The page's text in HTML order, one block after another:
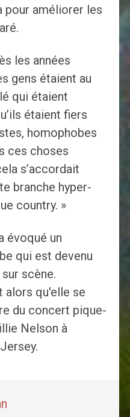
pour améliorer les
les années
gens étaient au
qui étaient
étaient fiers
homophobes
ces choses
s’accordait
branche hyper-
country. »
évoqué un
qui est devenu
scène.
alors qu'elle se
du concert pique-
Nelson à